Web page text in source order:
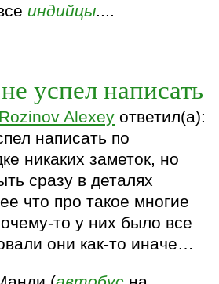
индийцы....
успел написать
Rozinov Alexey ответил(а):
написать по
никаких заметок, но
сразу в деталях
что про такое многие
то у них было все
они как-то иначе…